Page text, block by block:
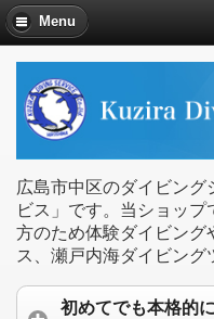
Menu
広島市中区のダイビン
ビス」です。当ショップ
方のため体験ダイビング
ス、瀬戸内海ダイビング
初めてでも本格的